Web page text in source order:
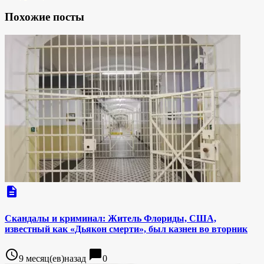
Похожие посты
description
Скандалы и криминал: Житель Флориды, США,
известный как «Дьякон смерти», был казнен во вторник
access_time9 месяц(ев)назад chat_bubble0